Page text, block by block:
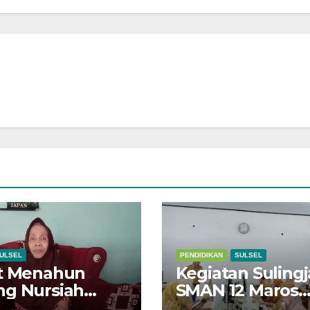
Menahun
Nursiah
PENDIDIKAN SULSEL
Kegiatan
SMAN 12 Maros